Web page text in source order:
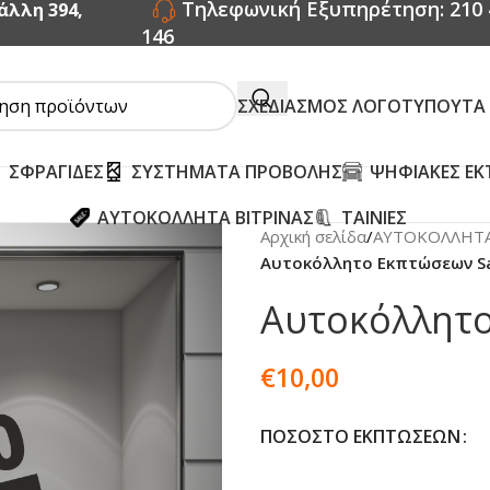
394,
Τηλεφωνική Εξυπηρέτηση: 210
146
ΣΧΕΔΙΑΣΜΟΣ ΛΟΓΟΤΥΠΟΥΤΑ
ΣΦΡΑΓΙΔΕΣ ΣΥΣΤΗΜΑΤΑ ΠΡΟΒΟΛΗΣ
ΨΗΦΙΑΚΕΣ
ΑΥΤΟΚΟΛΛΗΤΑ ΒΙΤΡΙΝΑΣ
ΤΑΙΝΙΕΣ
Αρχική σελίδα/
Αυτοκόλλητο Εκπτώσεων
€10,00
ΠΟΣΟΣΤΌ ΕΚΠΤΏΣΕΩΝ